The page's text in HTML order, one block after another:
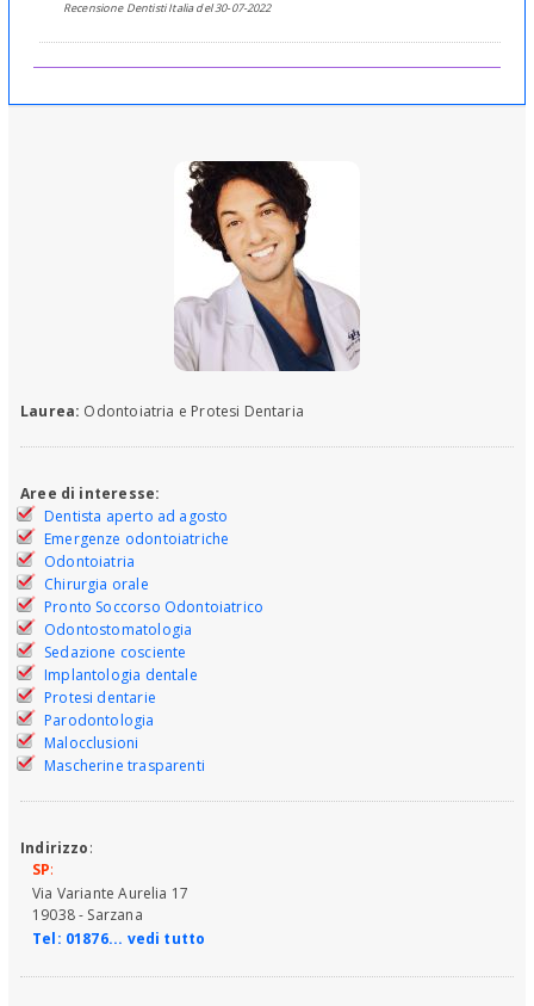
Recensione Dentisti Italia del 30-07-2022
Laurea: Odontoiatria e Protesi Dentaria
Aree di interesse:
Dentista aperto ad agosto
Emergenze odontoiatriche
Odontoiatria
Chirurgia orale
Pronto Soccorso Odontoiatrico
Odontostomatologia
Sedazione cosciente
Implantologia dentale
Protesi dentarie
Parodontologia
Malocclusioni
Mascherine trasparenti
Indirizzo:
SP:
Via Variante Aurelia 17
19038 - Sarzana
Tel: 01876... vedi tutto